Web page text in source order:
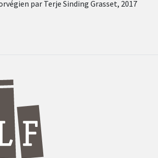
par Terje Sinding Grasset, 2017